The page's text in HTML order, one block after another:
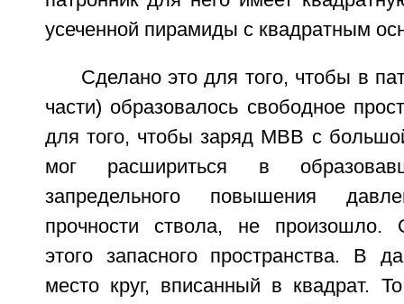
усеченной пирамиды с квадратным
Сделано это для того, чтобы в
части) образовалось свободное
для того, чтобы заряд МВВ с
мог расшириться в
запредельного повышения
прочности ствола, не произошло.
этого запасного пространства. В
место круг, вписанный в квадрат.